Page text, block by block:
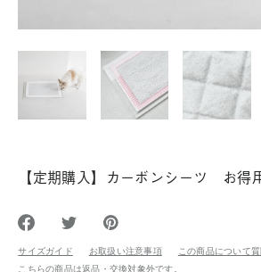
【定期購入】カーボンシーツ お得
サイズガイド お取扱い注意事項
この商品について
こちらの商品は返品・交換対象外です。